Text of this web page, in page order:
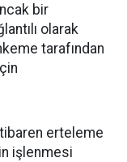
bir
olarak
tarafından
erteleme
işlenmesi